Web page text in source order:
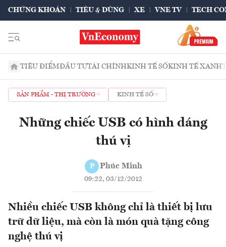
CHỨNG KHOÁN TIÊU & DÙNG XE VNE TV TECH
TIÊU ĐIỂMĐẦU TƯTÀI CHÍNHKINH TẾ SỐKINH TẾ XANH
SẢN PHẨM - THỊ TRƯỜNG KINH TẾ SỐ
Những chiếc USB có hình dáng
thú vị
P Phúc Minh
09:22, 03/12/2012
Nhiều chiếc USB không chỉ là thiết bị lưu
trữ dữ liệu, mà còn là món quà tặng công
nghệ thú vị